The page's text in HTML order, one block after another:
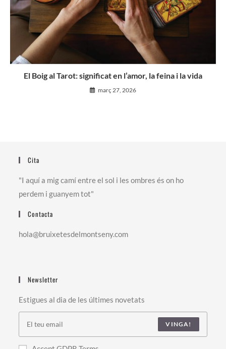
El Boig al Tarot: significat en l’amor, la feina i la vida
març 27, 2026
Cita
"I aquí a mig camí entre el sol i les ombres és on ho
perdem i guanyem tot"
Contacta
hola@bruixetesdelmontseny.com
Newsletter
Estigues al dia de les últimes novetats
VINGA!